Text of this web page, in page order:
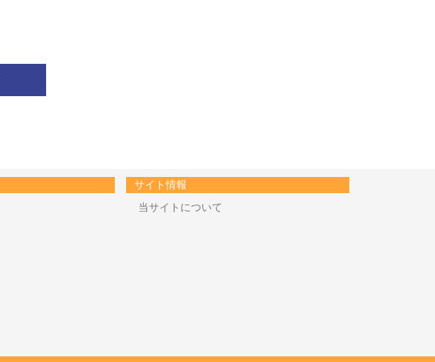
サイト情報
当サイトについて